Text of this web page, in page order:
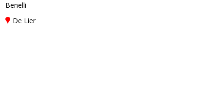
Benelli
De Lier